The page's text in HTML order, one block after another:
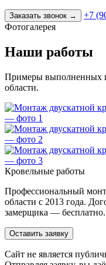
Заказать звонок →
+7
Фотогалерея
Наши работы
Примеры выполненных
области.
Кровельные работы
Профессиональный
области с 2013 года.
замерщика — бесплатно.
Оставить заявку
Cайт не является